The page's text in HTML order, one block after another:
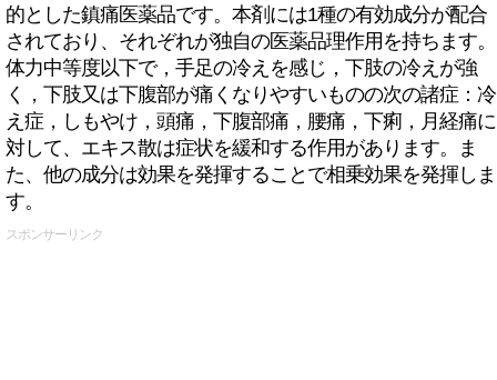
的とした鎮痛医薬品です。本剤には1種の有効成分が配合
されており、それぞれが独自の医薬品理作用を持ちます。
体力中等度以下で，手足の冷えを感じ，下肢の冷えが強
く，下肢又は下腹部が痛くなりやすいものの次の諸症：冷
え症，しもやけ，頭痛，下腹部痛，腰痛，下痢，月経痛に
対して、エキス散は症状を緩和する作用があります。ま
た、他の成分は効果を発揮することで相乗効果を発揮しま
す。
スポンサーリンク